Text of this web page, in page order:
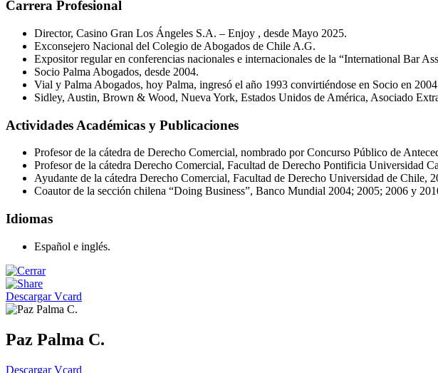
Carrera Profesional
Director, Casino Gran Los Ángeles S.A. – Enjoy , desde Mayo 2025.
Exconsejero Nacional del Colegio de Abogados de Chile A.G.
Expositor regular en conferencias nacionales e internacionales de la “International Bar
Socio Palma Abogados, desde 2004.
Vial y Palma Abogados, hoy Palma, ingresó el año 1993 convirtiéndose en Socio en
Sidley, Austin, Brown & Wood, Nueva York, Estados Unidos de América, Asociado
Actividades Académicas y Publicaciones
Profesor de la cátedra de Derecho Comercial, nombrado por Concurso Público de
Profesor de la cátedra Derecho Comercial, Facultad de Derecho Pontificia Universidad
Ayudante de la cátedra Derecho Comercial, Facultad de Derecho Universidad de Chile,
Coautor de la sección chilena “Doing Business”, Banco Mundial 2004; 2005; 2006 y
Idiomas
Español e inglés.
Descargar Vcard
Paz Palma C.
Descargar Vcard